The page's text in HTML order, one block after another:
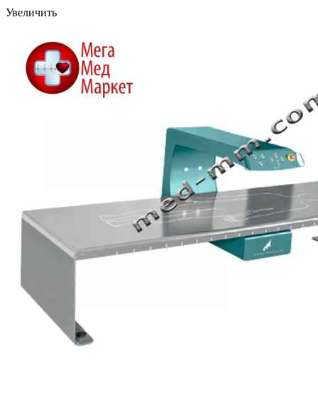
Увеличить